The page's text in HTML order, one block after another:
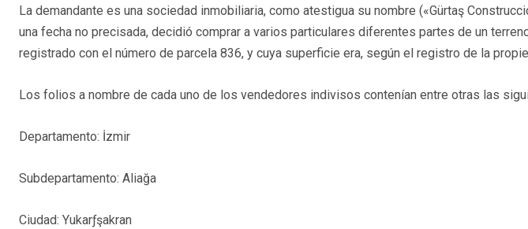
La demandante es una sociedad inmobiliaria, como atestigua su nombre («Gürtaş
una fecha no precisada, decidió comprar a varios particulares diferentes partes de un
registrado con el número de parcela 836, y cuya superficie era, según el registro de la
Los folios a nombre de cada uno de los vendedores indivisos contenían entre otras las
Departamento: İzmir
Subdepartamento: Aliağa
Ciudad: Yukarƒşakran